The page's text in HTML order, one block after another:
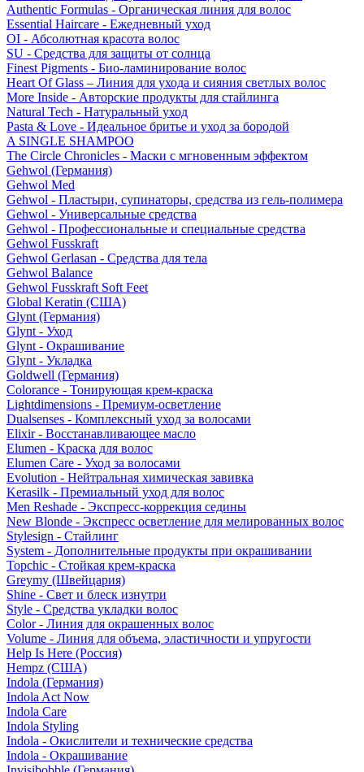
Authentic Formulas - Органическая линия для волос
Essential Haircare - Eжедневный уход
OI - Абсолютная красота волос
SU - Средства для защиты от солнца
Finest Pigments - Био-ламинирование волос
Heart Of Glass – Линия для ухода и сияния светлых волос
More Inside - Авторские продукты для стайлинга
Natural Tech - Натуральный уход
Pasta & Love - Идеальное бритье и уход за бородой
A SINGLE SHAMPOO
The Circle Chronicles - Маски с мгновенным эффектом
Gehwol (Германия)
Gehwol Med
Gehwol - Пластыри, супинаторы, средства из гель-полимера
Gehwol - Универсальные средства
Gehwol - Профессиональные и специальные средства
Gehwol Fusskraft
Gehwol Gerlasan - Средства для тела
Gehwol Balance
Gehwol Fusskraft Soft Feet
Global Keratin (США)
Glynt (Германия)
Glynt - Уход
Glynt - Окрашивание
Glynt - Укладка
Goldwell (Германия)
Colorance - Тонирующая крем-краска
Lightdimensions - Премиум-осветление
Dualsenses - Комплексный уход за волосами
Elixir - Восстанавливающее масло
Elumen - Краска для волос
Elumen Care - Уход за волосами
Evolution - Нейтральная химическая завивка
Kerasilk - Премиальный уход для волос
Men Reshade - Экспресс-коррекция седины
New Blonde - Экспресс осветление для мелированных волос
Stylesign - Стайлинг
System - Дополнительные продукты при окрашивании
Topchic - Стойкая крем-краска
Greymy (Швейцария)
Shine - Свет и блеск изнутри
Style - Средства укладки волос
Color - Линия для окрашенных волос
Volume - Линия для объема, эластичности и упругости
Help Is Here (Россия)
Hempz (США)
Indola (Германия)
Indola Act Now
Indola Care
Indola Styling
Indola - Окислители и технические средства
Indola - Окрашивание